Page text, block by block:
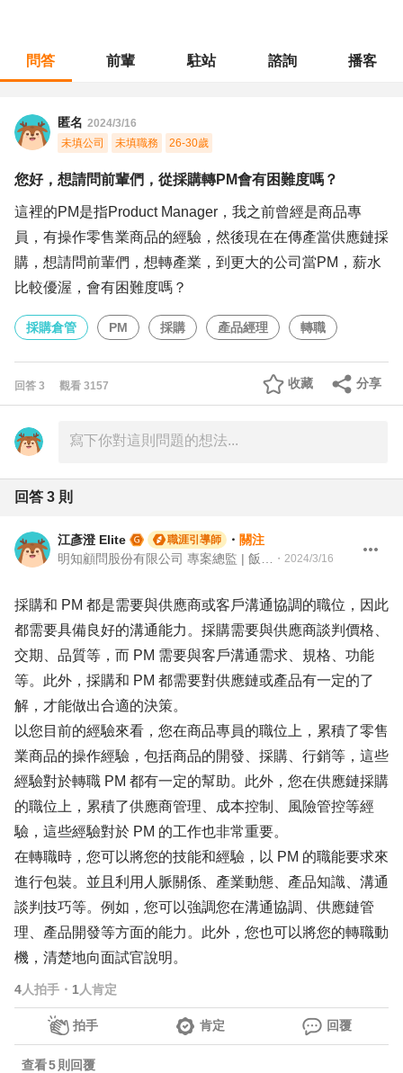
問答 前輩 駐站 諮詢 播客
匿名 2024/3/16
未填公司
未填職務 26-30歲
您好，想請問前輩們，從採購轉PM會有困難度嗎？
這裡的PM是指Product Manager，我之前曾經是商品專
員，有操作零售業商品的經驗，然後現在在傳產當供應鏈採
購，想請問前輩們，想轉產業，到更大的公司當PM，薪水
比較優渥，會有困難度嗎？
採購倉管 PM 採購 產品經理 轉職
回答 3 觀看 3157 分享
收藏
回答 3 則
江彥澄 Elite 職涯引導師 ・ 關注
・ 2024/3/16
採購和 PM 都是需要與供應商或客戶溝通協調的職位，因此
都需要具備良好的溝通能力。採購需要與供應商談判價格、
交期、品質等，而 PM 需要與客戶溝通需求、規格、功能
等。此外，採購和 PM 都需要對供應鏈或產品有一定的了
解，才能做出合適的決策。
以您目前的經驗來看，您在商品專員的職位上，累積了零售
業商品的操作經驗，包括商品的開發、採購、行銷等，這些
經驗對於轉職 PM 都有一定的幫助。此外，您在供應鏈採購
的職位上，累積了供應商管理、成本控制、風險管控等經
驗，這些經驗對於 PM 的工作也非常重要。
在轉職時，您可以將您的技能和經驗，以 PM 的職能要求來
進行包裝。並且利用人脈關係、產業動態、產品知識、溝通
談判技巧等。例如，您可以強調您在溝通協調、供應鏈管
理、產品開發等方面的能力。此外，您也可以將您的轉職動
機，清楚地向面試官說明。
4人拍手 ・ 1 人肯定
拍手 肯定 回覆
查看5則回覆